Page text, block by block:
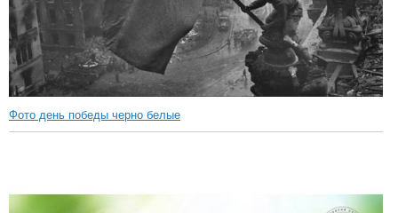
Фото день победы черно белые